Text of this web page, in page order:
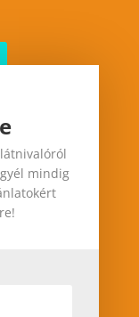
vagy
iratkozz
mindig